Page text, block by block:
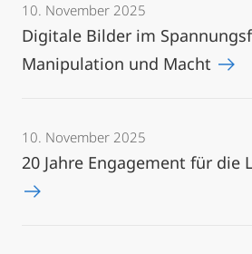
10. November 2025
Digitale Bilder im
Manipulation und Macht
10. November 2025
20 Jahre Engagement für die